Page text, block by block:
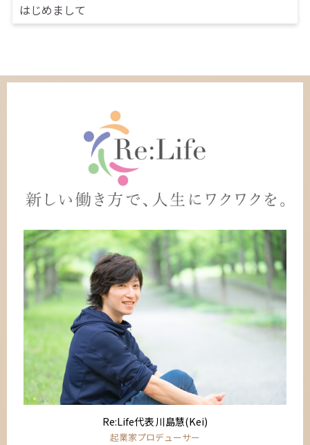
はじめまして
Re:Life代表 川島慧(Kei)
起業家プロデューサー